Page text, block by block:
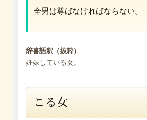
全男は尊ばなければならない。
辞書語釈（抜粋）
妊娠している女。
こる女